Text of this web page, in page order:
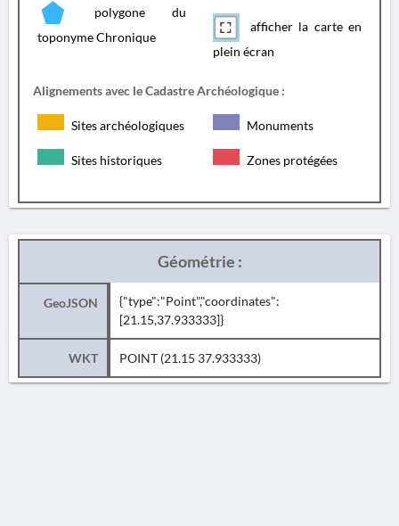
polygone du
toponyme Chronique
afficher la carte en
plein écran
Alignements avec le Cadastre Archéologique :
Sites archéologiques Monuments
Sites historiques Zones protégées
Géométrie :
GeoJSON
{"type":"Point","coordinates":
[21.15,37.933333]}
WKT POINT (21.15 37.933333)